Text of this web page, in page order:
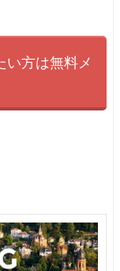
い方は無料メ